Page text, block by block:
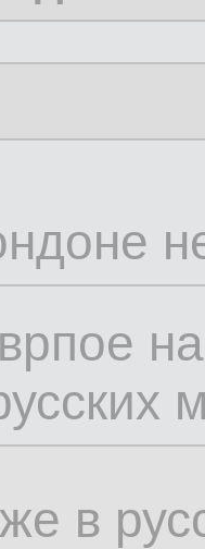
в